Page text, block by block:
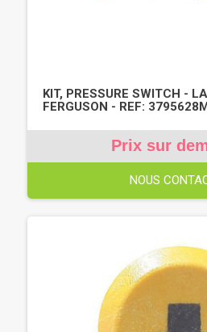
KIT, PRESSURE SWITCH -
FERGUSON - REF:
Prix sur
NOUS